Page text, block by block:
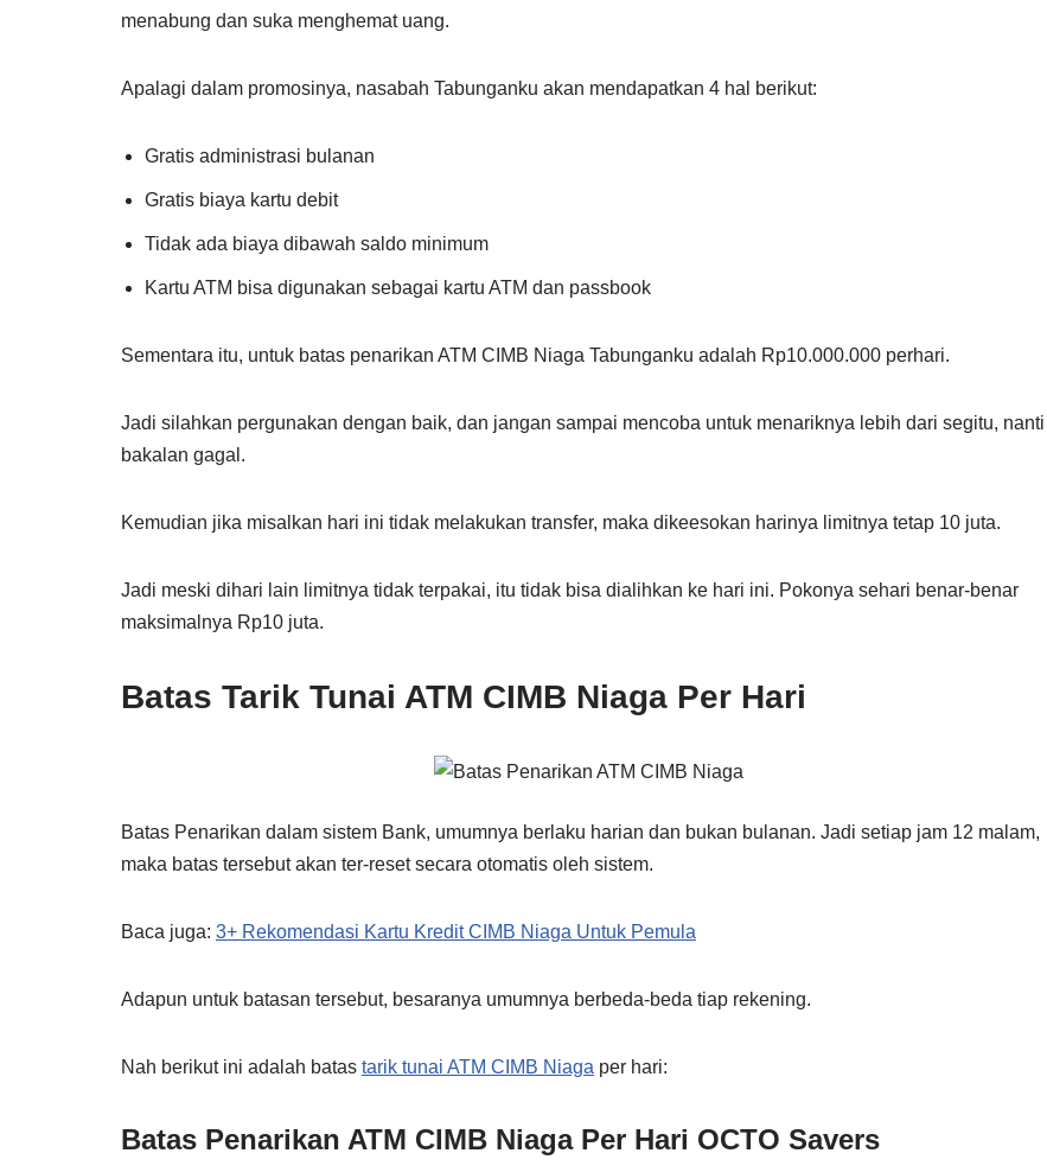
menabung dan suka menghemat uang.
Apalagi dalam promosinya, nasabah Tabunganku akan mendapatkan 4 hal berikut:
Gratis administrasi bulanan
Gratis biaya kartu debit
Tidak ada biaya dibawah saldo minimum
Kartu ATM bisa digunakan sebagai kartu ATM dan passbook
Sementara itu, untuk batas penarikan ATM CIMB Niaga Tabunganku adalah Rp10.000.000 perhari.
Jadi silahkan pergunakan dengan baik, dan jangan sampai mencoba untuk menariknya lebih dari segitu, nanti
bakalan gagal.
Kemudian jika misalkan hari ini tidak melakukan transfer, maka dikeesokan harinya limitnya tetap 10 juta.
Jadi meski dihari lain limitnya tidak terpakai, itu tidak bisa dialihkan ke hari ini. Pokonya sehari benar-benar
maksimalnya Rp10 juta.
Batas Tarik Tunai ATM CIMB Niaga Per Hari
Batas Penarikan dalam sistem Bank, umumnya berlaku harian dan bukan bulanan. Jadi setiap jam 12 malam,
maka batas tersebut akan ter-reset secara otomatis oleh sistem.
Baca juga: 3+ Rekomendasi Kartu Kredit CIMB Niaga Untuk Pemula
Adapun untuk batasan tersebut, besaranya umumnya berbeda-beda tiap rekening.
Nah berikut ini adalah batas tarik tunai ATM CIMB Niaga per hari:
Batas Penarikan ATM CIMB Niaga Per Hari OCTO Savers